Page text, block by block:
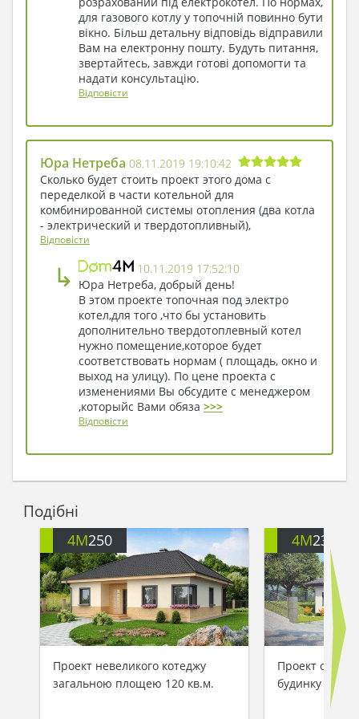
Шурик посміхнувся і зник, залишивши Ягу
наодинці з новими планами на життя ...
для газового котлу у топочній повинно бути
вікно. Більш детальну відповідь відправили
Вам на електронну пошту. Будуть питання,
звертайтесь, завжди готові допомогти та
надати консультацію.
Відповісти
Юра Нeтрeба 08.11.2019 19:10:42
Сколько будет стоить проект этого дома с
переделкой в части котельной для
комбинированной системы отопления (два котла
- электрический и твердотопливный),
Відповісти
↳
10.11.2019 17:52:10
Юра Нeтрeба, добрый день!
В этом проекте топочная под электро
котел,для того ,что бы установить
дополнительно твердотоплевный котел
нужно помещение,которое будет
соответствовать нормам ( площадь, окно и
выход на улицу). По цене проекта с
изменениями Вы обсудите с менеджером
,которыйс Вами обяза >>>
Відповісти
Подібні
4M250
Проект невеликого котеджу
загальною площею 120 кв.м.
4M230
Проект
будинку 116